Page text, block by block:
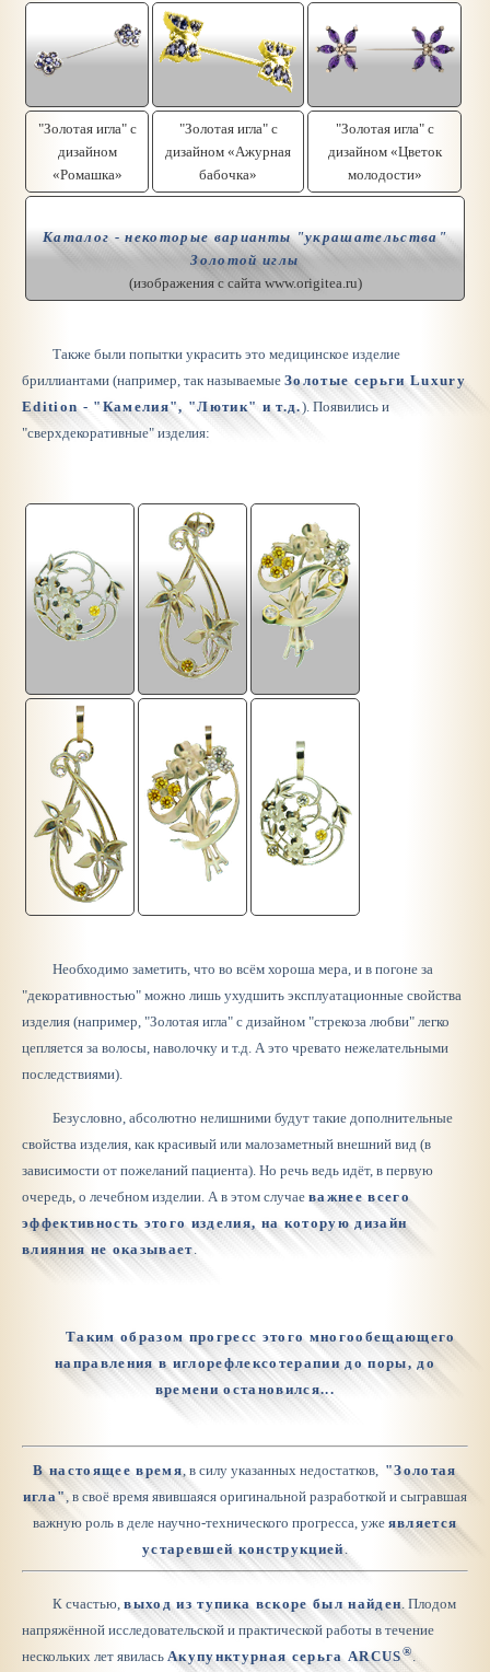
"Золотая игла" с
дизайном
«Ромашка»
"Золотая игла" с
дизайном «Ажурная
бабочка»
"Золотая игла" с
дизайном «Цветок
молодости»
Каталог - некоторые варианты "украшательства"
Золотой иглы
(изображения с сайта www.origitea.ru)
Также были попытки украсить это медицинское изделие
бриллиантами (например, так называемые Золотые серьги Luxury
Edition - "Камелия", "Лютик" и т.д.). Появились и
"сверхдекоративные" изделия:
Необходимо заметить, что во всём хороша мера, и в погоне за
"декоративностью" можно лишь ухудшить эксплуатационные свойства
изделия (например, "Золотая игла" с дизайном "стрекоза любви" легко
цепляется за волосы, наволочку и т.д. А это чревато нежелательными
последствиями).
Безусловно, абсолютно нелишними будут такие дополнительные
свойства изделия, как красивый или малозаметный внешний вид (в
зависимости от пожеланий пациента). Но речь ведь идёт, в первую
очередь, о лечебном изделии. А в этом случае важнее всего
эффективность этого изделия, на которую дизайн
влияния не оказывает
Таким образом прогресс этого многообещающего
направления в иглорефлексотерапии до поры, до
времени остановился...
В настоящее время , в силу указанных недостатков, "Золотая
игла", в своё время явившаяся оригинальной разработкой и сыгравшая
важную роль в деле научно-технического прогресса, уже является
устаревшей конструкцией.
К счастью,выход из тупика вскоре был найден .Плодом
напряжённой исследовательской и практической работы в течение
нескольких лет явилась Акупунктурная серьга ARCUS®.